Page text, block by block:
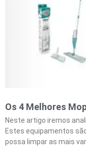
Os 4 Melhores
Neste artigo iremos
Estes equipamentos
possa limpar as mais